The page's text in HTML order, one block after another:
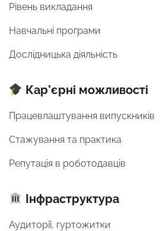
Рівень викладання
Навчальні програми
Дослідницька діяльність
Кар’єрні можливості
Працевлаштування випускників
Стажування та практика
Репутація в роботодавців
Інфраструктура
Аудиторії, гуртожитки